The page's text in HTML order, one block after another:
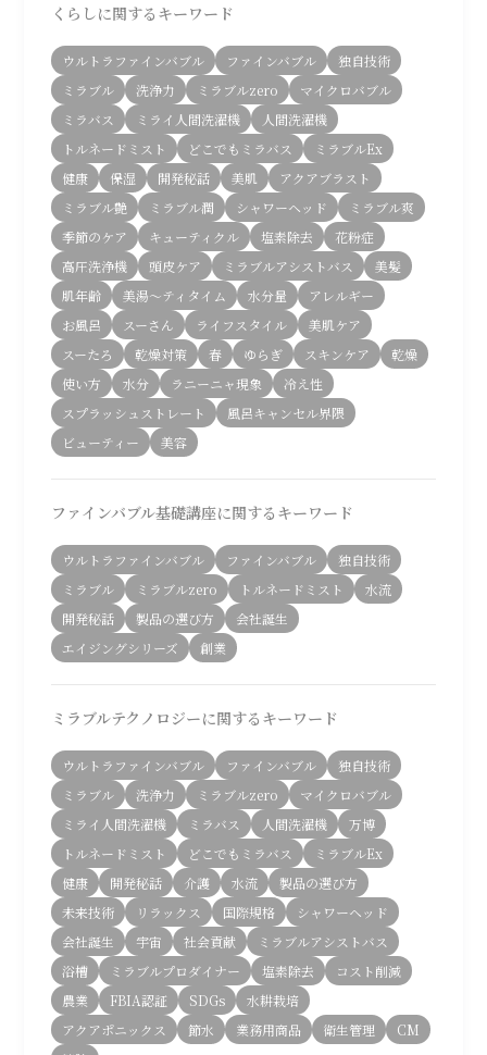
くらしに関するキーワード
ウルトラファインバブル ファインバブル
独自技術
ミラブル
洗浄力 ミラブルzero
マイクロバブル
ミラバス
ミライ人間洗濯機
人間洗濯機
トルネードミスト
どこでもミラバス
ミラブルEx
健康
保湿 開発秘話 美肌
アクアブラスト
ミラブル艶
ミラブル潤 シャワーヘッド
ミラブル爽
季節のケア
キューティクル 塩素除去
花粉症
高圧洗浄機
頭皮ケア ミラブルアシストバス
美髪
肌年齢
美湯〜ティタイム 水分量
アレルギー
お風呂
スーさん ライフスタイル
美肌ケア
スーたろ
乾燥対策 春 ゆらぎ スキンケア
乾燥
使い方
水分 ラニーニャ現象
冷え性
スプラッシュストレート
風呂キャンセル界隈
ビューティー
美容
ファインバブル基礎講座に関するキーワード
ウルトラファインバブル ファインバブル
独自技術
ミラブル
ミラブルzero トルネードミスト
水流
開発秘話
製品の選び方
会社誕生
エイジングシリーズ
創業
ミラブルテクノロジーに関するキーワード
ウルトラファインバブル ファインバブル
独自技術
ミラブル
洗浄力 ミラブルzero
マイクロバブル
ミライ人間洗濯機
ミラバス 人間洗濯機
万博
トルネードミスト
どこでもミラバス
ミラブルEx
健康
開発秘話 介護 水流
製品の選び方
未来技術
リラックス 国際規格
シャワーヘッド
会社誕生
宇宙 社会貢献
ミラブルアシストバス
浴槽
ミラブルプロダイナー 塩素除去
コスト削減
農業
FBIA認証 SDGs
水耕栽培
アクアポニックス
節水 業務用商品 衛生管理
CM